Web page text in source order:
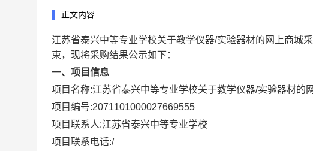
正文内容
江苏省泰兴中等专业学校关于教学仪器/实验器材的网上商城
束，现将采购结果公示如下：
一、项目信息
项目名称:江苏省泰兴中等专业学校关于教学仪器/实验器材的
项目编号:2071101000027669555
项目联系人:江苏省泰兴中等专业学校
项目联系电话:/